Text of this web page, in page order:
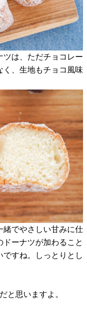
ツは、ただチョコレー
く、生地もチョコ風味
緒でやさしい甘みに仕
ドーナツが加わること
すね。しっとりとし
と思いますよ。